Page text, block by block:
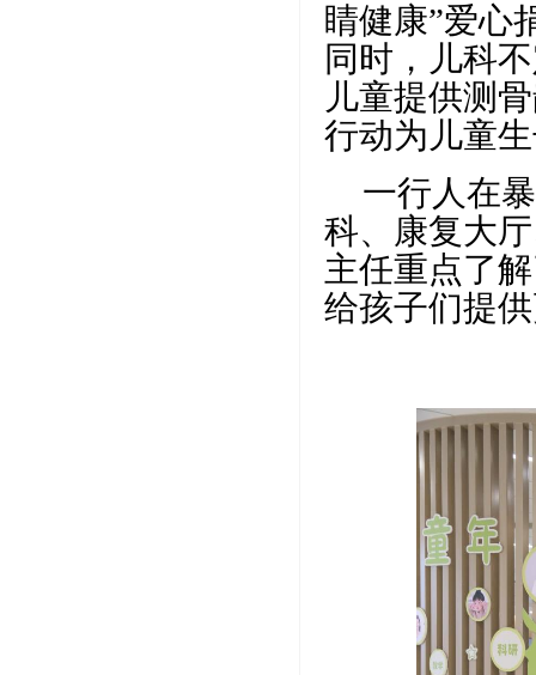
睛健康”爱心
同时，儿科
儿童提供测
行动为儿童
一行 人在
科、康复大
主任重点了
给孩子们提